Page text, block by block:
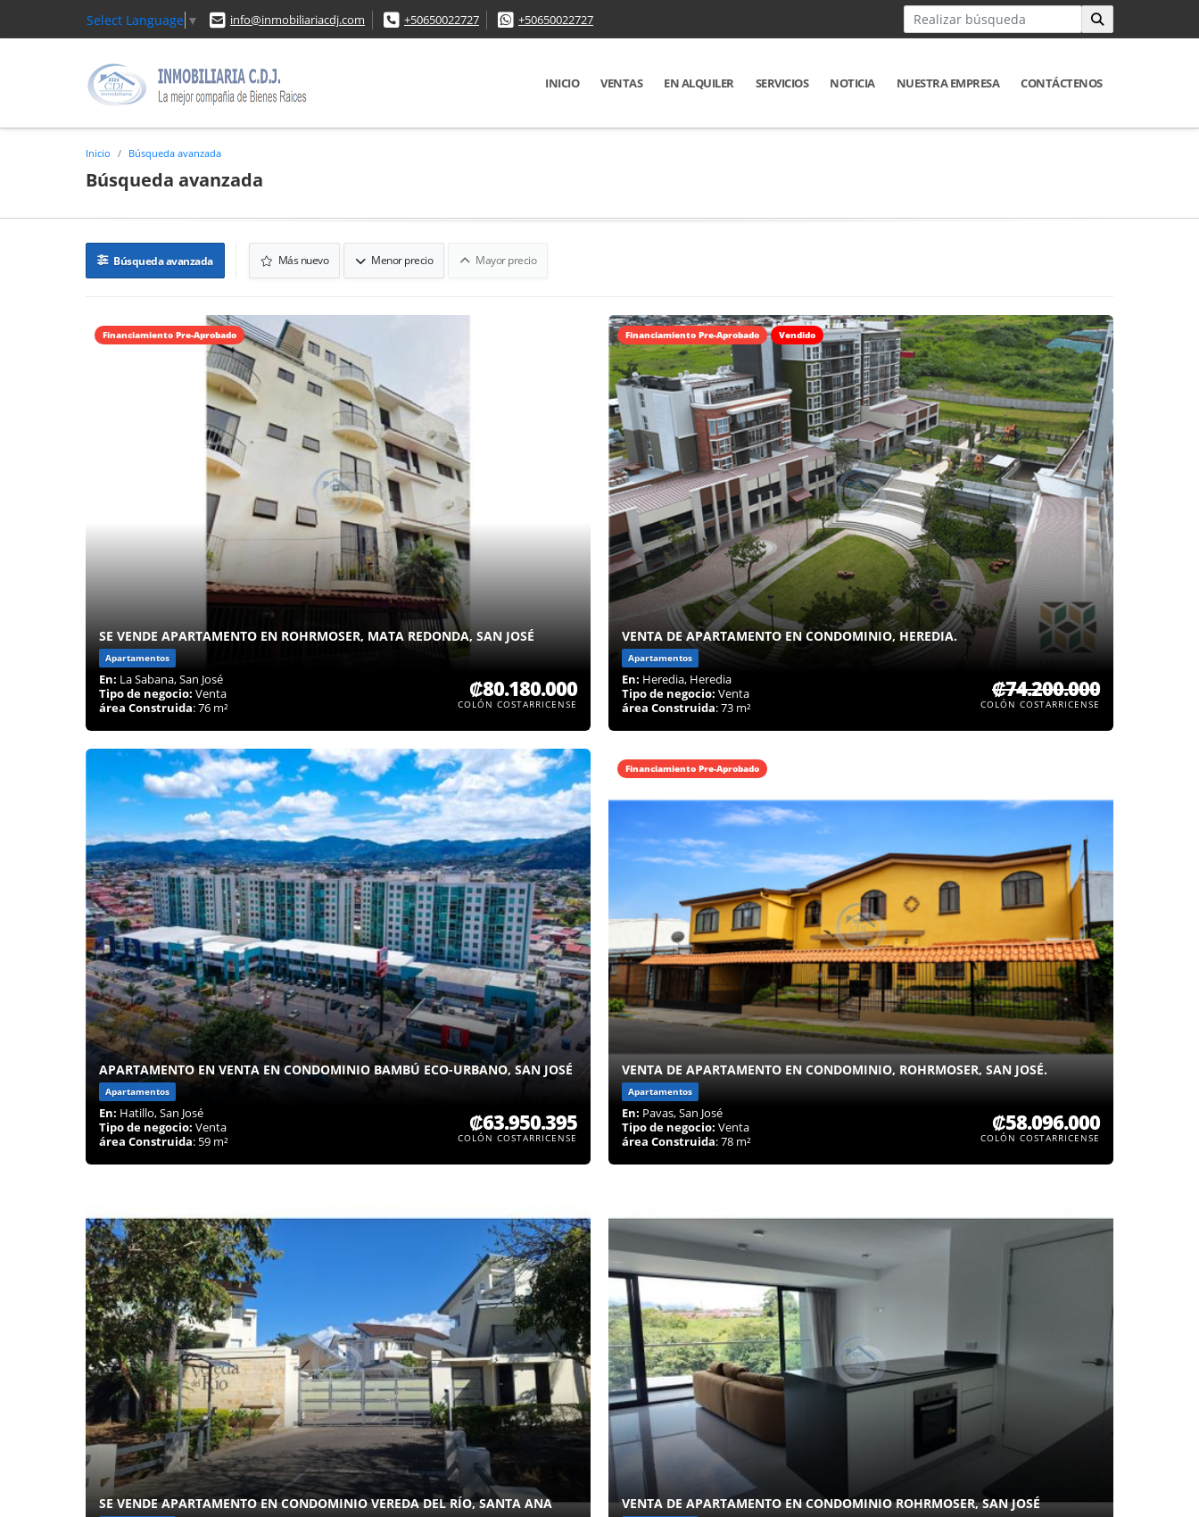
Select Language ▼ info@inmobiliariacdj.com +50650022727 +50650022727
INICIO VENTAS EN ALQUILER SERVICIOS NOTICIA NUESTRA EMPRESA CONTÁCTENOS
Inicio Búsqueda avanzada
Búsqueda avanzada
Búsqueda avanzada Más nuevo Menor precio Mayor precio
Financiamiento Pre-Aprobado
SE VENDE APARTAMENTO EN ROHRMOSER, MATA REDONDA, SAN JOSÉ
Apartamentos
En: La Sabana, San José
Tipo de negocio: Venta
área Construida: 76 m²
₡80.180.000
COLÓN COSTARRICENSE
Financiamiento Pre-Aprobado Vendido
VENTA DE APARTAMENTO EN CONDOMINIO, HEREDIA.
Apartamentos
En: Heredia, Heredia
Tipo de negocio: Venta
área Construida: 73 m²
₡74.200.000
COLÓN COSTARRICENSE
APARTAMENTO EN VENTA EN CONDOMINIO BAMBÚ ECO-URBANO, SAN JOSÉ
Apartamentos
En: Hatillo, San José
Tipo de negocio: Venta
área Construida: 59 m²
₡63.950.395
COLÓN COSTARRICENSE
Financiamiento Pre-Aprobado
VENTA DE APARTAMENTO EN CONDOMINIO, ROHRMOSER, SAN JOSÉ.
Apartamentos
En: Pavas, San José
Tipo de negocio: Venta
área Construida: 78 m²
₡58.096.000
COLÓN COSTARRICENSE
SE VENDE APARTAMENTO EN CONDOMINIO VEREDA DEL RÍO, SANTA ANA VENTA DE APARTAMENTO EN CONDOMINIO ROHRMOSER, SAN JOSÉ